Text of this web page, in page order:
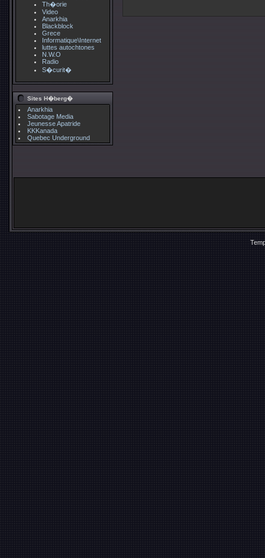
Th�orie
Video
Anarkhia
Blackblock
Grece
Informatique\Internet
luttes autochtones
N.W.O
Radio
S�curit�
Sites H�berg�
Anarkhia
Sabotage Media
Jeunesse Apatride
KKKanada
Quebec Underground